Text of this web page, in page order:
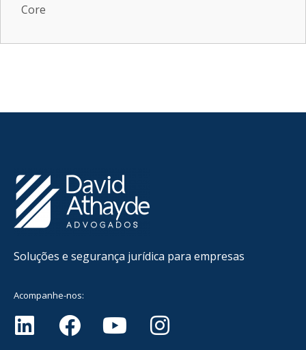
Core
Soluções e segurança jurídica para empresas
Acompanhe-nos: